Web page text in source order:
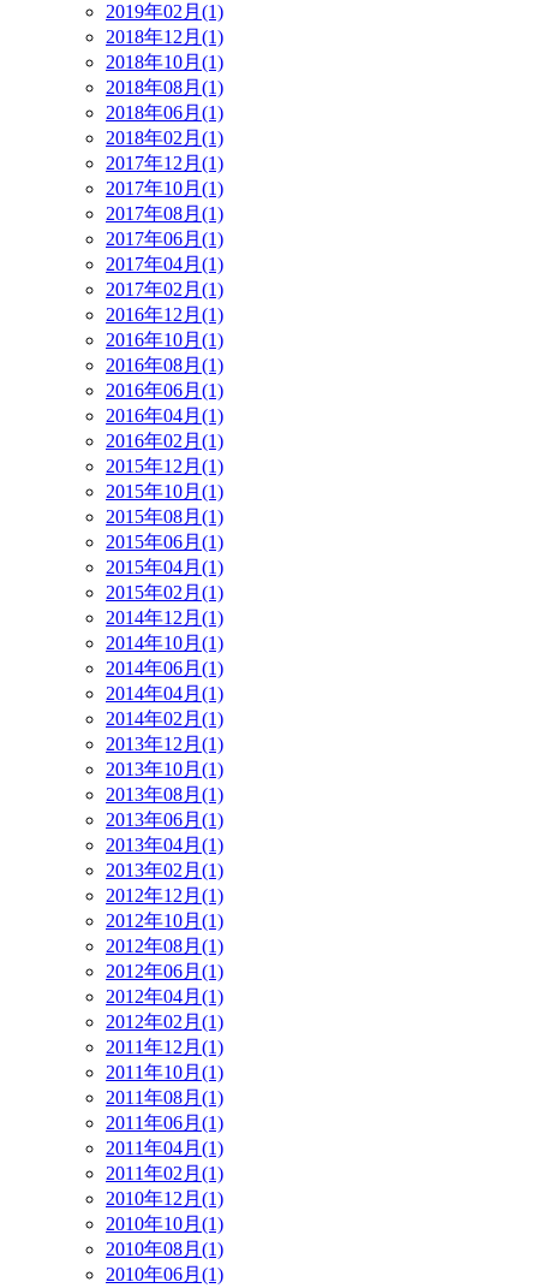
2019年02月(1)
2018年12月(1)
2018年10月(1)
2018年08月(1)
2018年06月(1)
2018年02月(1)
2017年12月(1)
2017年10月(1)
2017年08月(1)
2017年06月(1)
2017年04月(1)
2017年02月(1)
2016年12月(1)
2016年10月(1)
2016年08月(1)
2016年06月(1)
2016年04月(1)
2016年02月(1)
2015年12月(1)
2015年10月(1)
2015年08月(1)
2015年06月(1)
2015年04月(1)
2015年02月(1)
2014年12月(1)
2014年10月(1)
2014年06月(1)
2014年04月(1)
2014年02月(1)
2013年12月(1)
2013年10月(1)
2013年08月(1)
2013年06月(1)
2013年04月(1)
2013年02月(1)
2012年12月(1)
2012年10月(1)
2012年08月(1)
2012年06月(1)
2012年04月(1)
2012年02月(1)
2011年12月(1)
2011年10月(1)
2011年08月(1)
2011年06月(1)
2011年04月(1)
2011年02月(1)
2010年12月(1)
2010年10月(1)
2010年08月(1)
2010年06月(1)